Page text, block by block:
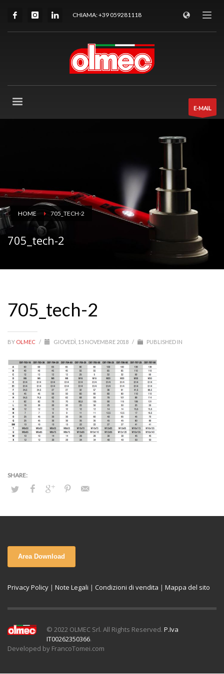
CHIAMA: +39 059281118
E-MAIL
HOME 705_TECH-2
705_tech-2
705_tech-2
BY OLMEC / GIOVEDÌ, 15 NOVEMBRE 2018 / PUBLISHED IN
Area Download
Privacy Policy | Note Legali | Condizioni di vendita | Mappa del sito
© 2022 OLMEC Srl. All Rights Reserved. P.Iva
IT00262350366.
Developed by FrancoTomei.com